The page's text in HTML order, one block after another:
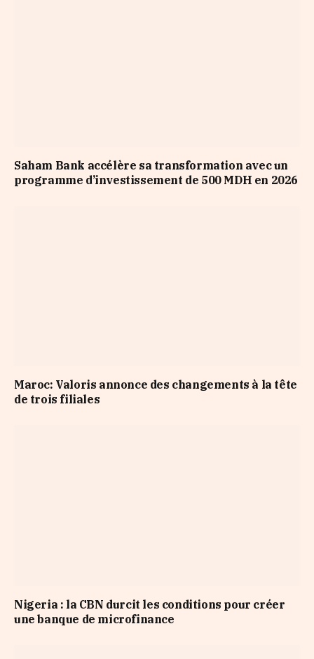
Saham Bank accélère sa transformation avec un
programme d’investissement de 500 MDH en 2026
Maroc: Valoris annonce des changements à la tête
de trois filiales
Nigeria : la CBN durcit les conditions pour créer
une banque de microfinance